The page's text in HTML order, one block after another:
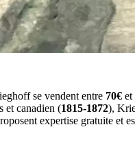
se vendent entre 70€ et
et canadien (1815-1872),
expertise gratuite et